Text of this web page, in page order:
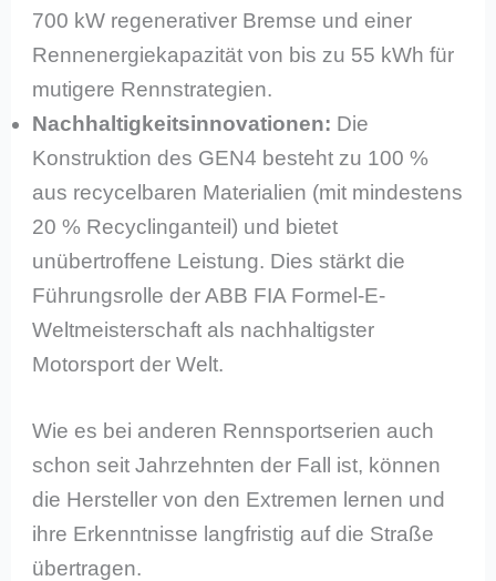
700 kW regenerativer Bremse und einer
Rennenergiekapazität von bis zu 55 kWh für
mutigere Rennstrategien.
Nachhaltigkeitsinnovationen: Die
Konstruktion des GEN4 besteht zu 100 %
aus recycelbaren Materialien (mit mindestens
20 % Recyclinganteil) und bietet
unübertroffene Leistung. Dies stärkt die
Führungsrolle der ABB FIA Formel-E-
Weltmeisterschaft als nachhaltigster
Motorsport der Welt.
Wie es bei anderen Rennsportserien auch
schon seit Jahrzehnten der Fall ist, können
die Hersteller von den Extremen lernen und
ihre Erkenntnisse langfristig auf die Straße
übertragen.